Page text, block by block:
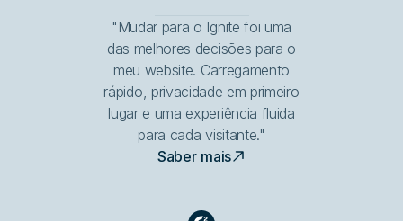
"Mudar para o Ignite foi uma
das melhores decisões para o
meu website. Carregamento
rápido, privacidade em primeiro
lugar e uma experiência fluida
para cada visitante."
Saber mais